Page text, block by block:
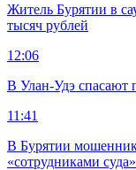
Житель Бурятии в
тысяч рублей
12:06
В Улан-Удэ спасают
11:41
В Бурятии
«сотрудниками суда»